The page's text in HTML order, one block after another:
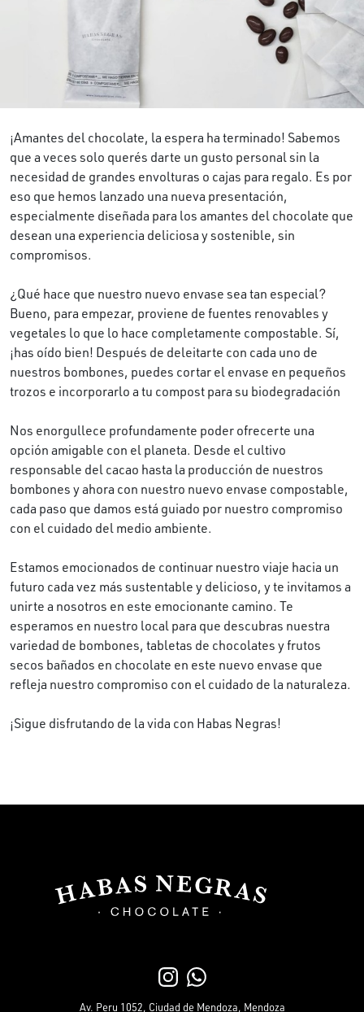
¡Amantes del chocolate, la espera ha terminado! Sabemos
que a veces solo querés darte un gusto personal sin la
necesidad de grandes envolturas o cajas para regalo. Es por
eso que hemos lanzado una nueva presentación,
especialmente diseñada para los amantes del chocolate que
desean una experiencia deliciosa y sostenible, sin
compromisos.
¿Qué hace que nuestro nuevo envase sea tan especial?
Bueno, para empezar, proviene de fuentes renovables y
vegetales lo que lo hace completamente compostable. Sí,
¡has oído bien! Después de deleitarte con cada uno de
nuestros bombones, puedes cortar el envase en pequeños
trozos e incorporarlo a tu compost para su biodegradación
Nos enorgullece profundamente poder ofrecerte una
opción amigable con el planeta. Desde el cultivo
responsable del cacao hasta la producción de nuestros
bombones y ahora con nuestro nuevo envase compostable,
cada paso que damos está guiado por nuestro compromiso
con el cuidado del medio ambiente.
Estamos emocionados de continuar nuestro viaje hacia un
futuro cada vez más sustentable y delicioso, y te invitamos a
unirte a nosotros en este emocionante camino. Te
esperamos en nuestro local para que descubras nuestra
variedad de bombones, tabletas de chocolates y frutos
secos bañados en chocolate en este nuevo envase que
refleja nuestro compromiso con el cuidado de la naturaleza.
¡Sigue disfrutando de la vida con Habas Negras!
Av. Peru 1052, Ciudad de Mendoza, Mendoza